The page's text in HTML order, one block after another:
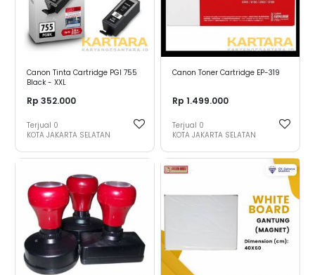
Canon Tinta Cartridge PGI 755
Black - XXL
Rp 352.000
Terjual 0
KOTA JAKARTA SELATAN
Canon Toner Cartridge EP-319
Rp 1.499.000
Terjual 0
KOTA JAKARTA SELATAN